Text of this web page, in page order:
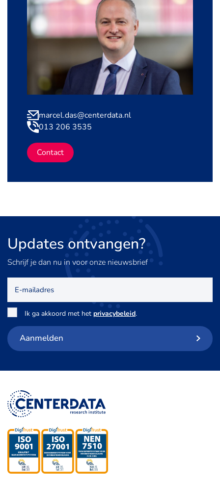
marcel.das@centerdata.nl
013 206 3535
Contact
Updates ontvangen?
Schrijf je dan nu in voor onze nieuwsbrief
mailadres
Toestemming
Ik ga akkoord met het privacybeleid.
Aanmelden